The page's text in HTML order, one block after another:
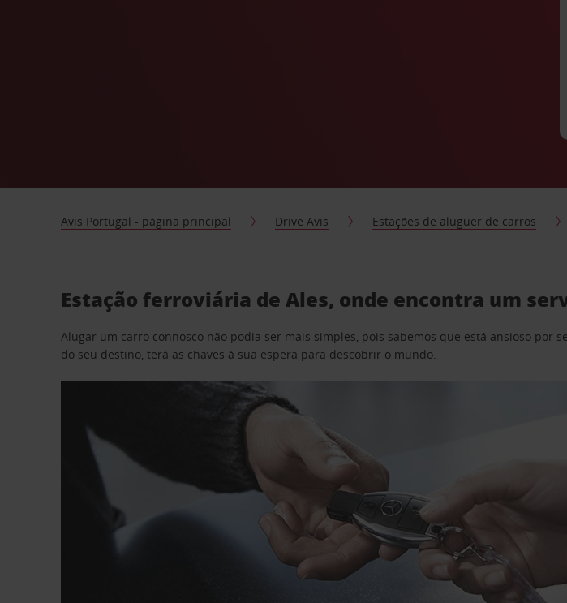
Avis Portugal - página principal Drive Avis Estações de aluguer de carros
Estação ferroviária de Ales, onde encontra um
Alugar um carro connosco não podia ser mais simples, pois sabemos que está ansioso
do seu destino, terá as chaves à sua espera para descobrir o mundo.